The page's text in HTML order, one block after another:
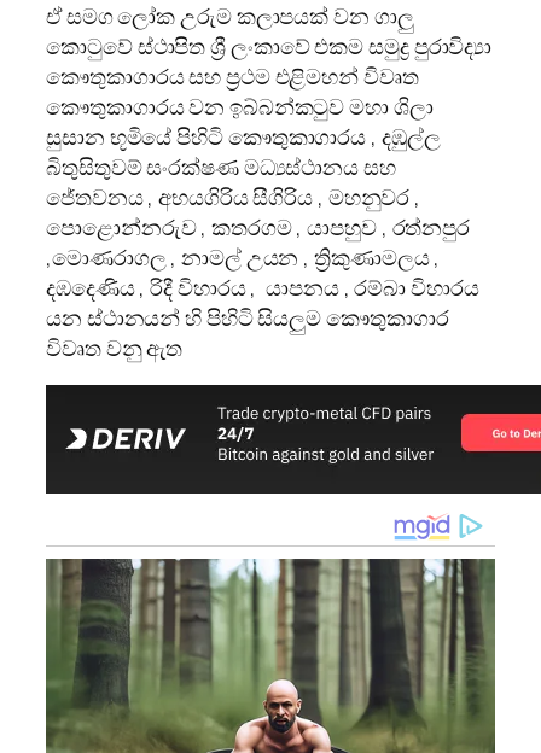
ඒ සමග ලෝක උරුම කලාපයක් වන ගාලු
කොටුවේ ස්ථාපිත ශ්‍රී ලංකාවේ එකම සමුද්‍ර පුරාවිද්‍යා
කෞතුකාගාරය සහ ප්‍රථම එළිමහන් විවෘත
කෞතුකාගාරය වන ඉබ්බන්කටුව මහා ශිලා
සුසාන භූමියේ පිහිටි කෞතුකාගාරය , දඹුල්ල
බිතුසිතුවම් සංරක්ෂණ මධ්‍යස්ථානය සහ
ජේතවනය , අභයගිරිය සීගිරිය , මහනුවර ,
පොළොන්නරුව , කතරගම , යාපහුව , රත්නපුර
,මොණරාගල , නාමල් උයන , ත්‍රිකුණාමලය ,
දඹදෙණිය , රිදී විහාරය , යාපනය , රම්බා විහාරය
යන ස්ථානයන් හි පිහිටි සියලුම කෞතුකාගාර
විවෘත වනු ඇත